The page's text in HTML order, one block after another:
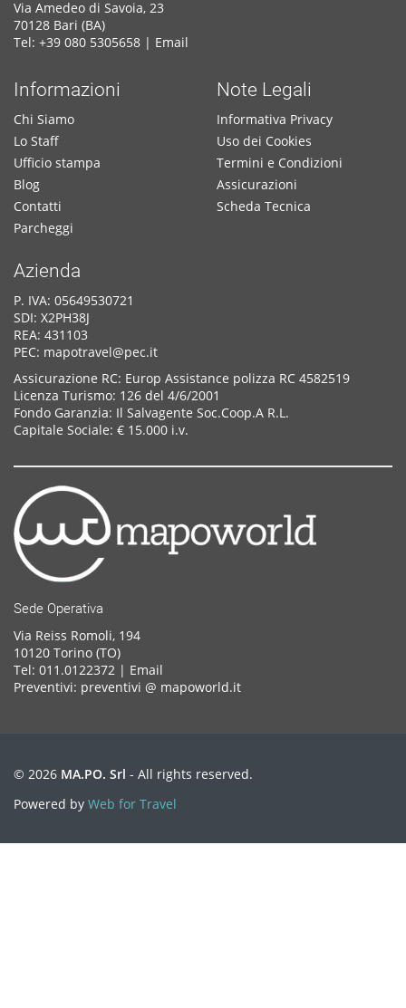
Via Amedeo di Savoia, 23
70128 Bari (BA)
Tel: +39 080 5305658 | Email
Informazioni
Chi Siamo
Lo Staff
Ufficio stampa
Blog
Contatti
Parcheggi
Note Legali
Informativa Privacy
Uso dei Cookies
Termini e Condizioni
Assicurazioni
Scheda Tecnica
Azienda
P. IVA: 05649530721
SDI: X2PH38J
REA: 431103
PEC: mapotravel@pec.it
Assicurazione RC: Europ Assistance polizza RC 4582519
Licenza Turismo: 126 del 4/6/2001
Fondo Garanzia: Il Salvagente Soc.Coop.A R.L.
Capitale Sociale: € 15.000 i.v.
Sede Operativa
Via Reiss Romoli, 194
10120 Torino (TO)
Tel: 011.0122372 | Email
Preventivi: preventivi @ mapoworld.it
© 2026 MA.PO. Srl - All rights reserved.
Powered by Web for Travel